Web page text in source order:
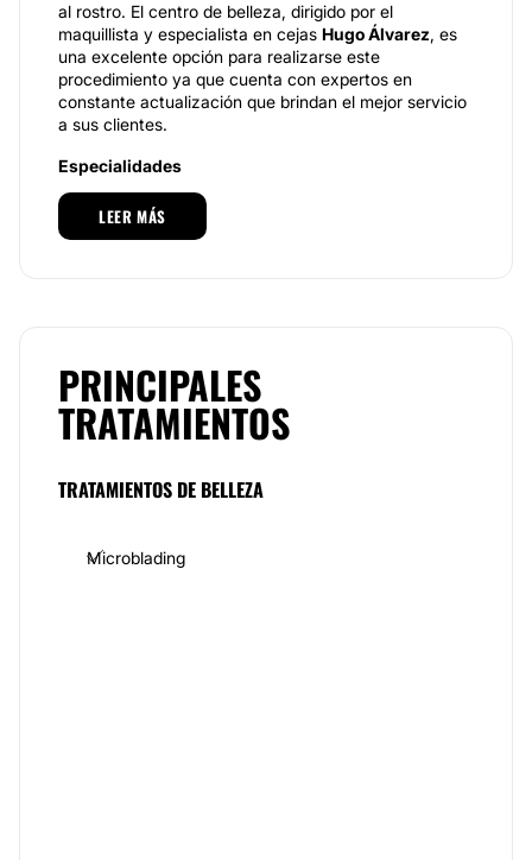
al rostro. El centro de belleza, dirigido por el
maquillista y especialista en cejas Hugo Álvarez, es
una excelente opción para realizarse este
procedimiento ya que cuenta con expertos en
constante actualización que brindan el mejor servicio
a sus clientes.
Especialidades
El servicio que ofrece
Studioes para todas aquellas personas que desean
importante realizar una valoración que identifica el
estado de salud de la persona con el fin de determinar
si es candidata a realizarse el procedimiento puesto
realizar este procedimiento por lo cual sus clientes
LEER MÁS
PRINCIPALES
TRATAMIENTOS
TRATAMIENTOS DE BELLEZA
Microblading